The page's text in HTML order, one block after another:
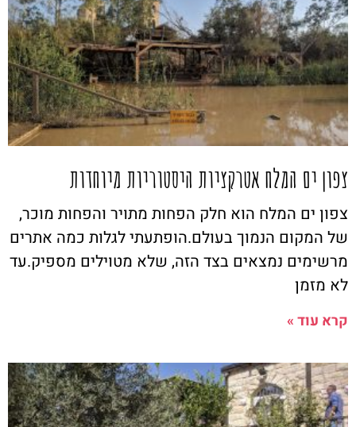
צפון ים המלח אטרקציות היסטוריות מיוחדות
צפון ים המלח הוא חלק הפחות מתויר והפחות מוכר,
של המקום הנמוך בעולם.הופתעתי לגלות כמה אתרים
מרשימים נמצאים בצד הזה, שלא מטוילים מספיק.עד
לא מזמן
קרא עוד »